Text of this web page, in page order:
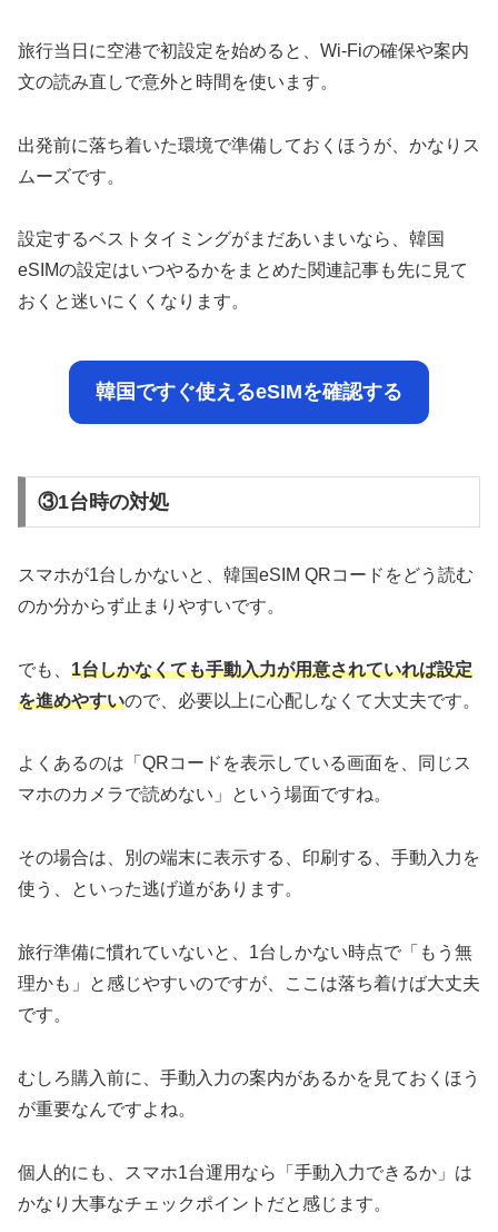
旅行当日に空港で初設定を始めると、Wi-Fiの確保や案内
文の読み直しで意外と時間を使います。
出発前に落ち着いた環境で準備しておくほうが、かなりス
ムーズです。
設定するベストタイミングがまだあいまいなら、韓国
eSIMの設定はいつやるかをまとめた関連記事も先に見て
おくと迷いにくくなります。
韓国ですぐ使えるeSIMを確認する
③1台時の対処
スマホが1台しかないと、韓国eSIM QRコードをどう読む
のか分からず止まりやすいです。
でも、 1台しかなくても手動入力が用意されていれば設定
を進めやすいので、必要以上に心配しなくて大丈夫です。
よくあるのは「QRコードを表示している画面を、同じス
マホのカメラで読めない」という場面ですね。
その場合は、別の端末に表示する、印刷する、手動入力を
使う、といった逃げ道があります。
旅行準備に慣れていないと、1台しかない時点で「もう無
理かも」と感じやすいのですが、ここは落ち着けば大丈夫
です。
むしろ購入前に、手動入力の案内があるかを見ておくほう
が重要なんですよね。
個人的にも、スマホ1台運用なら「手動入力できるか」は
かなり大事なチェックポイントだと感じます。